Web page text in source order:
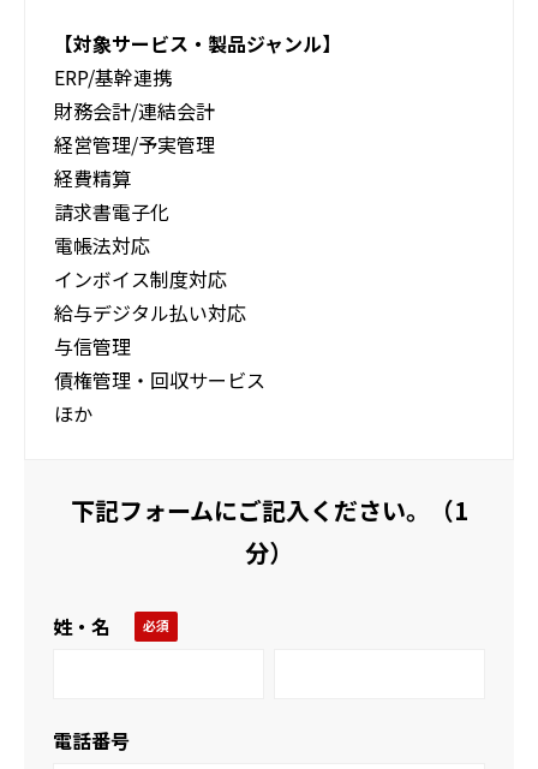
【対象サービス・製品ジャンル】
ERP/基幹連携
財務会計/連結会計
経営管理/予実管理
経費精算
請求書電子化
電帳法対応
インボイス制度対応
給与デジタル払い対応
与信管理
債権管理・回収サービス
ほか
下記フォームにご記入ください。（1
分）
姓・名
電話番号